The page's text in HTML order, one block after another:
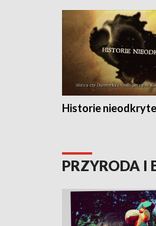
Historie nieodkryte
PRZYRODA I